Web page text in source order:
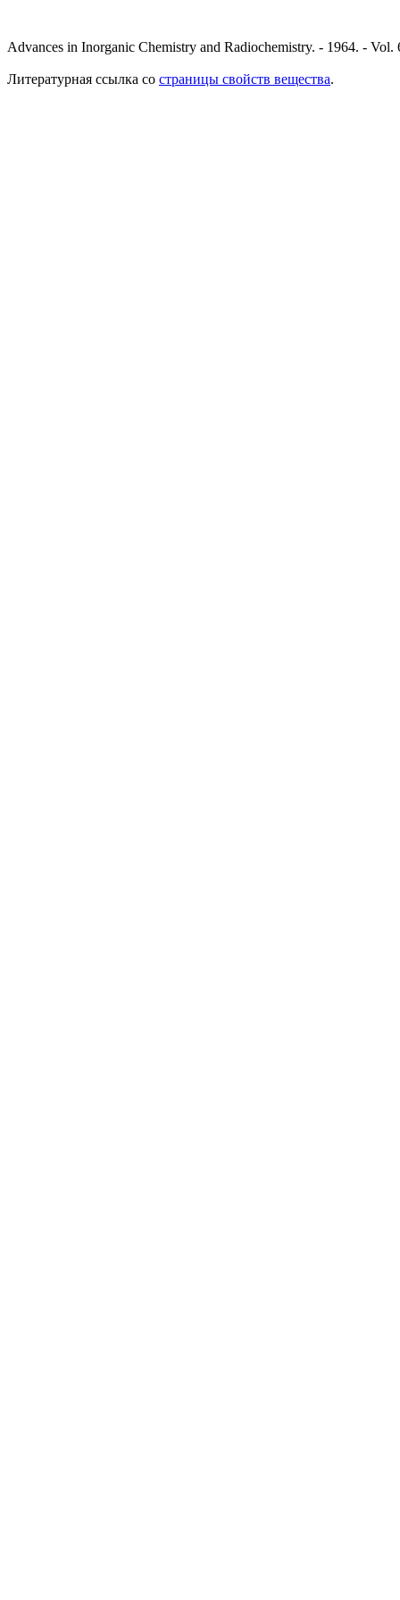
Advances in Inorganic Chemistry and Radiochemistry. - 1964. - Vol.
Литературная ссылка со страницы свойств вещества.